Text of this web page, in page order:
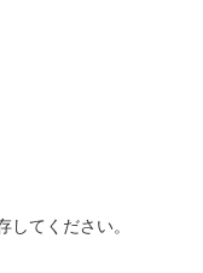
してください。